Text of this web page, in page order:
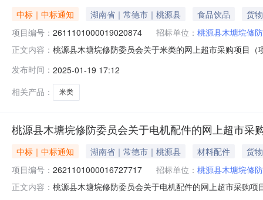
中标｜中标通知 湖南省｜常德市｜桃源县 食品饮品
货物
项目编号： 2611101000019020874 招标单位： 桃源县木塘垸修
正文内容： 桃源县木塘垸修防委员会关于米类的网上超市采购项目
常德市桃源县报价起止时间:-二、采购单位信息采购单位
发布时间： 2025-01-19 17:12
相关产品：
米类
桃源县木塘垸修防委员会关于电机配件的网上超市采
中标｜中标通知 湖南省｜常德市｜桃源县 材料配件
货物
项目编号： 2621101000016727717 招标单位： 桃源县木塘垸修
正文内容： 桃源县木塘垸修防委员会关于电机配件的网上超市采购